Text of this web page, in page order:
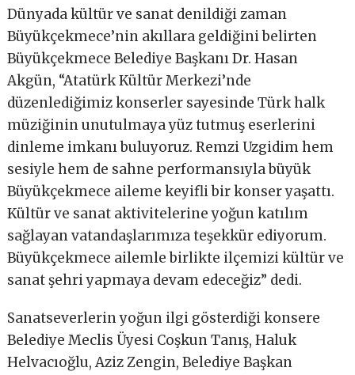
Dünyada kültür ve sanat denildiği zaman
Büyükçekmece’nin akıllara geldiğini belirten
Büyükçekmece Belediye Başkanı Dr. Hasan
Akgün, “Atatürk Kültür Merkezi’nde
düzenlediğimiz konserler sayesinde Türk halk
müziğinin unutulmaya yüz tutmuş eserlerini
dinleme imkanı buluyoruz. Remzi Uzgidim hem
sesiyle hem de sahne performansıyla büyük
Büyükçekmece aileme keyifli bir konser yaşattı.
Kültür ve sanat aktivitelerine yoğun katılım
sağlayan vatandaşlarımıza teşekkür ediyorum.
Büyükçekmece ailemle birlikte ilçemizi kültür ve
sanat şehri yapmaya devam edeceğiz” dedi.
Sanatseverlerin yoğun ilgi gösterdiği konsere
Belediye Meclis Üyesi Coşkun Tanış, Haluk
Helvacıoğlu, Aziz Zengin, Belediye Başkan